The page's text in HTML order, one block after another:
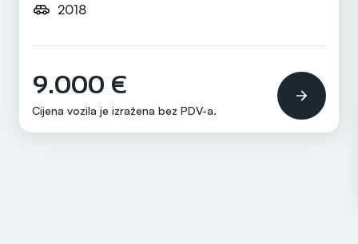
Mjenjač
Ručni
2018
9.000 €
Cijena vozila je izražena bez PDV-a.